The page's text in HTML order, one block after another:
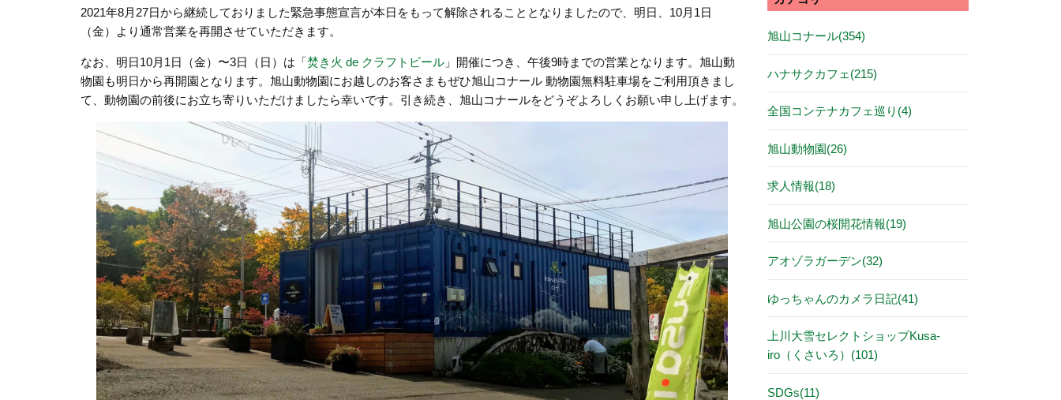
2021年8月27日から継続しておりました緊急事態宣言が本日をもって解除されることとなりましたので、明日、10月1日
（金）より通常営業を再開させていただきます。
なお、明日10月1日（金）〜3日（日）は「焚き火 de クラフトビール 」開催につき、午後9時までの営業となります。旭山動
物園も明日から再開園となります。旭山動物園にお越しのお客さまもぜひ旭山コナール 動物園無料駐車場をご利用頂きまし
て、動物園の前後にお立ち寄りいただけましたら幸いです。引き続き、旭山コナールをどうぞよろしくお願い申し上げます。
旭山コナール(354)
ハナサクカフェ(215)
全国コンテナカフェ巡り(4)
旭山動物園(26)
求人情報(18)
旭山公園の桜開花情報(19)
アオゾラガーデン(32)
ゆっちゃんのカメラ日記(41)
上川大雪セレクトショップKusa-
iro（くさいろ）(101)
SDGs(11)